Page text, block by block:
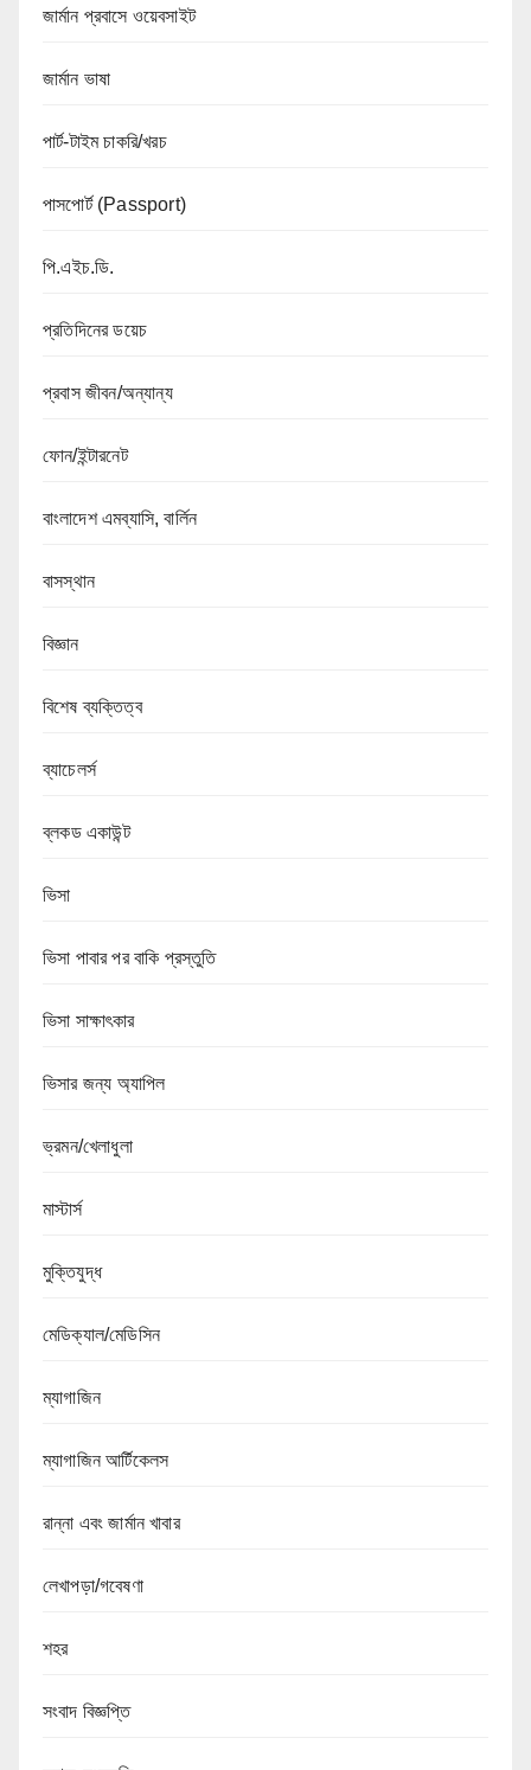
জার্মান প্রবাসে ওয়েবসাইট
জার্মান ভাষা
পার্ট-টাইম চাকরি/খরচ
পাসপোর্ট (Passport)
পি.এইচ.ডি.
প্রতিদিনের ডয়েচ
প্রবাস জীবন/অন্যান্য
ফোন/ইন্টারনেট
বাংলাদেশ এমব্যাসি, বার্লিন
বাসস্থান
বিজ্ঞান
বিশেষ ব্যক্তিত্ব
ব্যাচেলর্স
ব্লকড একাউন্ট
ভিসা
ভিসা পাবার পর বাকি প্রস্তুতি
ভিসা সাক্ষাৎকার
ভিসার জন্য অ্যাপিল
ভ্রমন/খেলাধুলা
মাস্টার্স
মুক্তিযুদ্ধ
মেডিক্যাল/মেডিসিন
ম্যাগাজিন
ম্যাগাজিন আর্টিকেলস
রান্না এবং জার্মান খাবার
লেখাপড়া/গবেষণা
শহর
সংবাদ বিজ্ঞপ্তি